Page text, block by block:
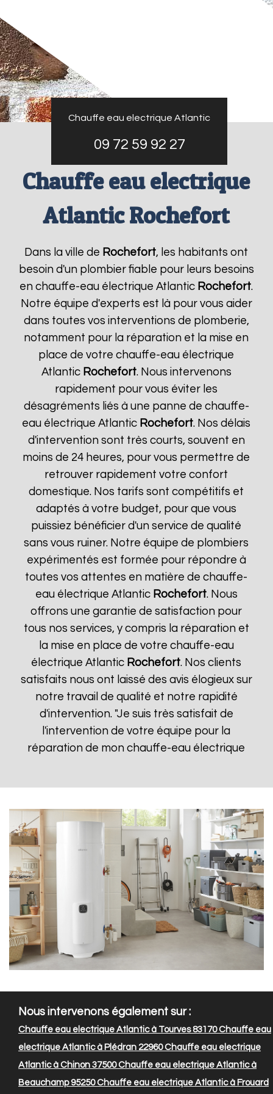
Chauffe eau electrique Atlantic
09 72 59 92 27
Chauffe eau electrique
Atlantic Rochefort
Dans la ville de Rochefort, les habitants ont
besoin d'un plombier fiable pour leurs besoins
en chauffe-eau électrique Atlantic Rochefort.
Notre équipe d'experts est là pour vous aider
dans toutes vos interventions de plomberie,
notamment pour la réparation et la mise en
place de votre chauffe-eau électrique
Atlantic Rochefort. Nous intervenons
rapidement pour vous éviter les
désagréments liés à une panne de chauffe-
eau électrique Atlantic Rochefort. Nos délais
d'intervention sont très courts, souvent en
moins de 24 heures, pour vous permettre de
retrouver rapidement votre confort
domestique. Nos tarifs sont compétitifs et
adaptés à votre budget, pour que vous
puissiez bénéficier d'un service de qualité
sans vous ruiner. Notre équipe de plombiers
expérimentés est formée pour répondre à
toutes vos attentes en matière de chauffe-
eau électrique Atlantic Rochefort. Nous
offrons une garantie de satisfaction pour
tous nos services, y compris la réparation et
la mise en place de votre chauffe-eau
électrique Atlantic Rochefort. Nos clients
satisfaits nous ont laissé des avis élogieux sur
notre travail de qualité et notre rapidité
d'intervention. "Je suis très satisfait de
l'intervention de votre équipe pour la
réparation de mon chauffe-eau électrique
Nous intervenons également sur :
Chauffe eau electrique Atlantic à Tourves 83170Chauffe eau
electrique Atlantic à Plédran 22960Chauffe eau electrique
Atlantic à Chinon 37500Chauffe eau electrique Atlantic à
Beauchamp 95250Chauffe eau electrique Atlantic à Frouard